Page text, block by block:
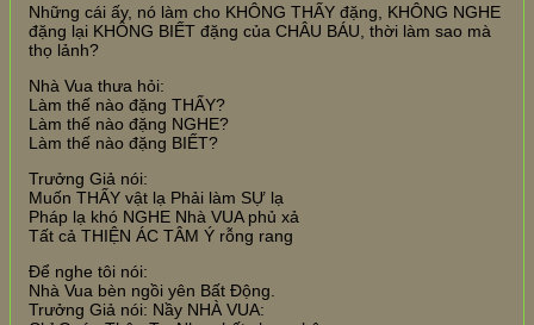
Những cái ấy, nó làm cho KHÔNG THẤY đặng, KHÔNG NGHE
đặng lại KHÔNG BIẾT đặng của CHÂU BÁU, thời làm sao mà
thọ lảnh?
Nhà Vua thưa hỏi:
Làm thế nào đặng THẤY?
Làm thế nào đặng NGHE?
Làm thế nào đặng BIẾT?
Trưởng Giả nói:
Muốn THẤY vật lạ Phải làm SỰ lạ
Pháp lạ khó NGHE Nhà VUA phủ xả
Tất cả THIỆN ÁC TÂM Ý rỗng rang
Để nghe tôi nói:
Nhà Vua bèn ngồi yên Bất Động.
Trưởng Giả nói: Nầy NHÀ VUA: